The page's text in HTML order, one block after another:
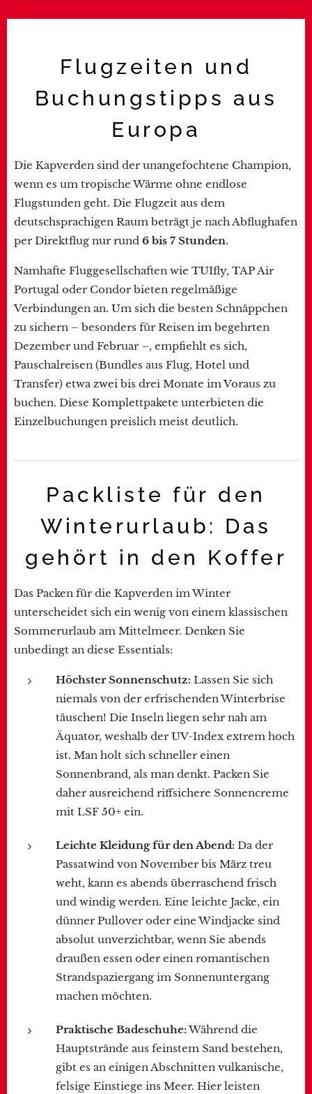
Flugzeiten und
Buchungstipps aus
Europa
Die Kapverden sind der unangefochtene Champion,
wenn es um tropische Wärme ohne endlose
Flugstunden geht. Die Flugzeit aus dem
deutschsprachigen Raum beträgt je nach Abflughafen
per Direktflug nur rund 6 bis 7 Stunden.
Namhafte Fluggesellschaften wie TUIfly, TAP Air
Portugal oder Condor bieten regelmäßige
Verbindungen an. Um sich die besten Schnäppchen
zu sichern – besonders für Reisen im begehrten
Dezember und Februar –, empfiehlt es sich,
Pauschalreisen (Bundles aus Flug, Hotel und
Transfer) etwa zwei bis drei Monate im Voraus zu
buchen. Diese Komplettpakete unterbieten die
Einzelbuchungen preislich meist deutlich.
Packliste für den
Winterurlaub: Das
gehört in den Koffer
Das Packen für die Kapverden im Winter
unterscheidet sich ein wenig von einem klassischen
Sommerurlaub am Mittelmeer. Denken Sie
unbedingt an diese Essentials:
Höchster Sonnenschutz: Lassen Sie sich
niemals von der erfrischenden Winterbrise
täuschen! Die Inseln liegen sehr nah am
Äquator, weshalb der UV-Index extrem hoch
ist. Man holt sich schneller einen
Sonnenbrand, als man denkt. Packen Sie
daher ausreichend riffsichere Sonnencreme
mit LSF 50+ ein.
Leichte Kleidung für den Abend: Da der
Passatwind von November bis März treu
weht, kann es abends überraschend frisch
und windig werden. Eine leichte Jacke, ein
dünner Pullover oder eine Windjacke sind
absolut unverzichtbar, wenn Sie abends
draußen essen oder einen romantischen
Strandspaziergang im Sonnenuntergang
machen möchten.
Praktische Badeschuhe:Während die
Hauptstrände aus feinstem Sand bestehen,
gibt es an einigen Abschnitten vulkanische,
felsige Einstiege ins Meer. Hier leisten